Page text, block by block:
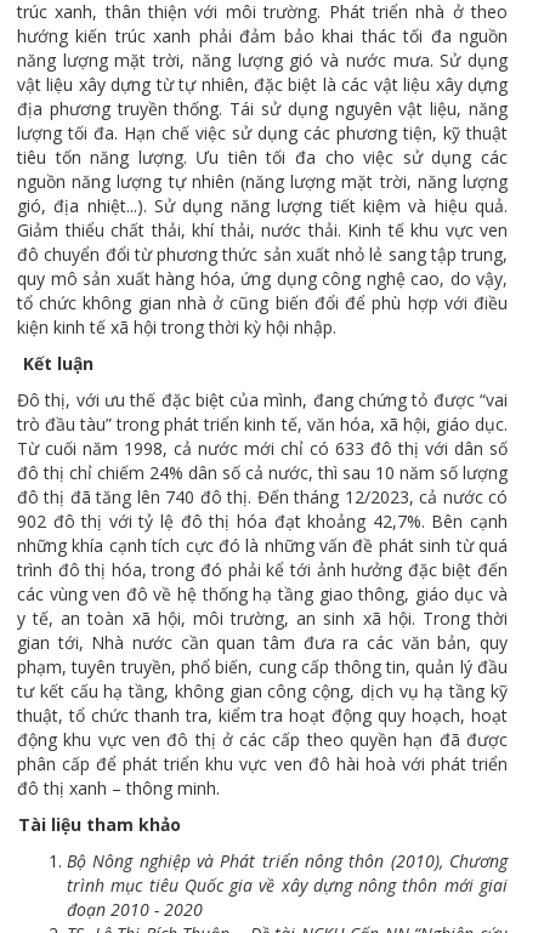
trúc xanh, thân thiện với môi trường. Phát triển nhà ở theo
hướng kiến trúc xanh phải đảm bảo khai thác tối đa nguồn
năng lượng mặt trời, năng lượng gió và nước mưa. Sử dụng
vật liệu xây dựng từ tự nhiên, đặc biệt là các vật liệu xây dựng
địa phương truyền thống. Tái sử dụng nguyên vật liệu, năng
lượng tối đa. Hạn chế việc sử dụng các phương tiện, kỹ thuật
tiêu tốn năng lượng. Ưu tiên tối đa cho việc sử dụng các
nguồn năng lượng tự nhiên (năng lượng mặt trời, năng lượng
gió, địa nhiệt...). Sử dụng năng lượng tiết kiệm và hiệu quả.
Giảm thiểu chất thải, khí thải, nước thải. Kinh tế khu vực ven
đô chuyển đổi từ phương thức sản xuất nhỏ lẻ sang tập trung,
quy mô sản xuất hàng hóa, ứng dụng công nghệ cao, do vậy,
tổ chức không gian nhà ở cũng biến đổi để phù hợp với điều
kiện kinh tế xã hội trong thời kỳ hội nhập.
Kết luận
Đô thị, với ưu thế đặc biệt của mình, đang chứng tỏ được “vai
trò đầu tàu” trong phát triển kinh tế, văn hóa, xã hội, giáo dục.
Từ cuối năm 1998, cả nước mới chỉ có 633 đô thị với dân số
đô thị chỉ chiếm 24% dân số cả nước, thì sau 10 năm số lượng
đô thị đã tăng lên 740 đô thị. Đến tháng 12/2023, cả nước có
902 đô thị với tỷ lệ đô thị hóa đạt khoảng 42,7%. Bên cạnh
những khía cạnh tích cực đó là những vấn đề phát sinh từ quá
trình đô thị hóa, trong đó phải kể tới ảnh hưởng đặc biệt đến
các vùng ven đô về hệ thống hạ tầng giao thông, giáo dục và
y tế, an toàn xã hội, môi trường, an sinh xã hội. Trong thời
gian tới, Nhà nước cần quan tâm đưa ra các văn bản, quy
phạm, tuyên truyền, phổ biến, cung cấp thông tin, quản lý đầu
tư kết cấu hạ tầng, không gian công cộng, dịch vụ hạ tầng kỹ
thuật, tổ chức thanh tra, kiểm tra hoạt động quy hoạch, hoạt
động khu vực ven đô thị ở các cấp theo quyền hạn đã được
phân cấp để phát triển khu vực ven đô hài hoà với phát triển
đô thị xanh – thông minh.
Tài liệu tham khảo
Bộ Nông nghiệp và Phát triển nông thôn (2010), Chương
trình mục tiêu Quốc gia về xây dựng nông thôn mới giai
đoạn 2010 - 2020